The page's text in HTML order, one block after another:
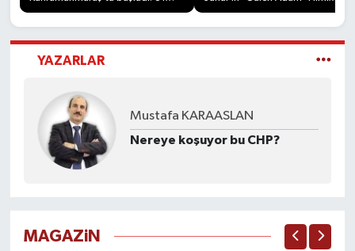
ülkeden 175 sporcu pedal
Ankara'da Gerçek Oldu
YAZARLAR
Mustafa KARAASLAN
Nereye koşuyor bu CHP?
MAGAZiN